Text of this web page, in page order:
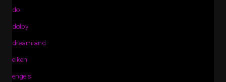
do
dolby
dreamland
eiken
engels